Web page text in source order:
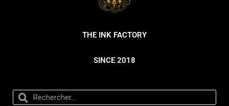
THE INK FACTORY
SINCE 2018